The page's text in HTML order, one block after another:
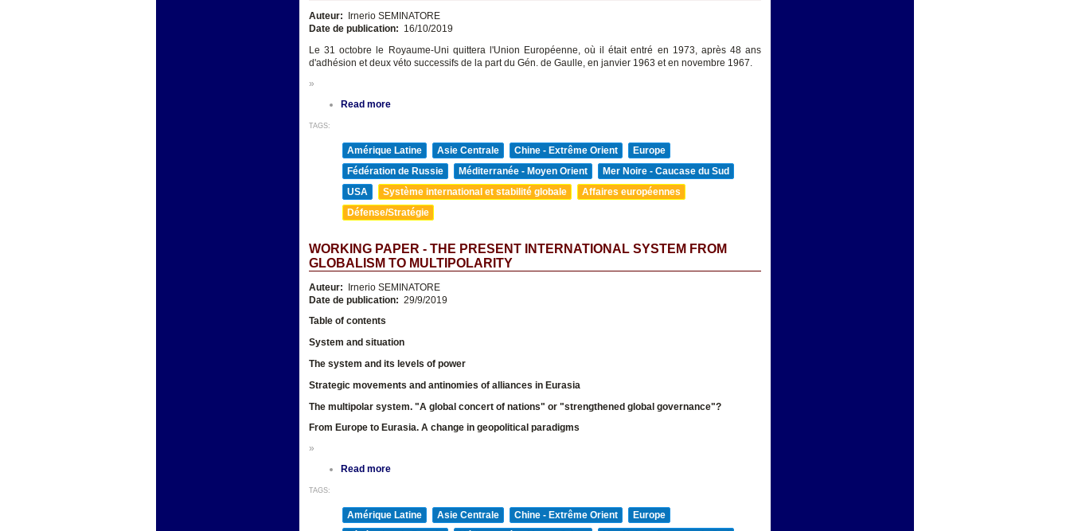
Auteur:
Irnerio SEMINATORE
Date de publication: 16/10/2019
Le 31 octobre le Royaume-Uni quittera l'Union Européenne, où il était entré en 1973, après 48 ans
d'adhésion et deux véto successifs de la part du Gén. de Gaulle, en janvier 1963 et en novembre 1967.
»
Read more
TAGS:
Amérique Latine Asie Centrale Chine - Extrême Orient
Europe
Fédération de Russie
Méditerranée - Moyen Orient
Mer Noire - Caucase du Sud
USA
Système international et stabilité globale
Affaires européennes
Défense/Stratégie
WORKING PAPER - THE PRESENT INTERNATIONAL SYSTEM FROM
GLOBALISM TO MULTIPOLARITY
Auteur: Irnerio SEMINATORE
Date de publication: 29/9/2019
Table of contents
System and situation
The system and its levels of power
Strategic movements and antinomies of alliances in Eurasia
The multipolar system. "A global concert of nations" or "strengthened global governance"?
From Europe to Eurasia. A change in geopolitical paradigms
»
Read more
TAGS:
Amérique Latine Asie Centrale Chine - Extrême Orient
Europe